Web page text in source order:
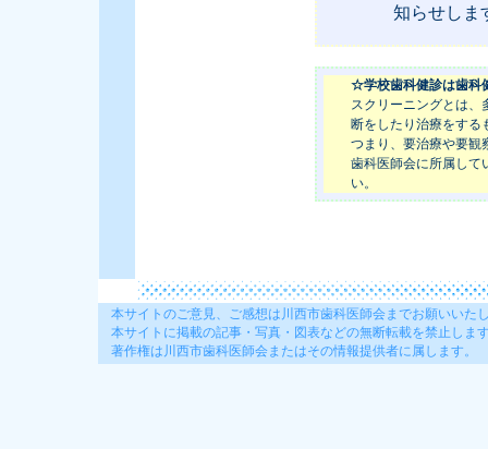
知らせしま
☆学校歯科健診は歯科
スクリーニングとは、
断をしたり治療をする
つまり、要治療や要観
歯科医師会に所属して
い。
本サイトのご意見、ご感想は川西市歯科医師会までお願いいた
本サイトに掲載の記事・写真・図表などの無断転載を禁止しま
著作権は川西市歯科医師会またはその情報提供者に属します。